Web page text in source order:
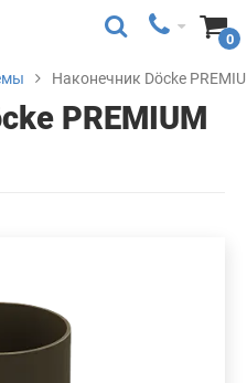
0
Наконечник Döcke
PREMIUM